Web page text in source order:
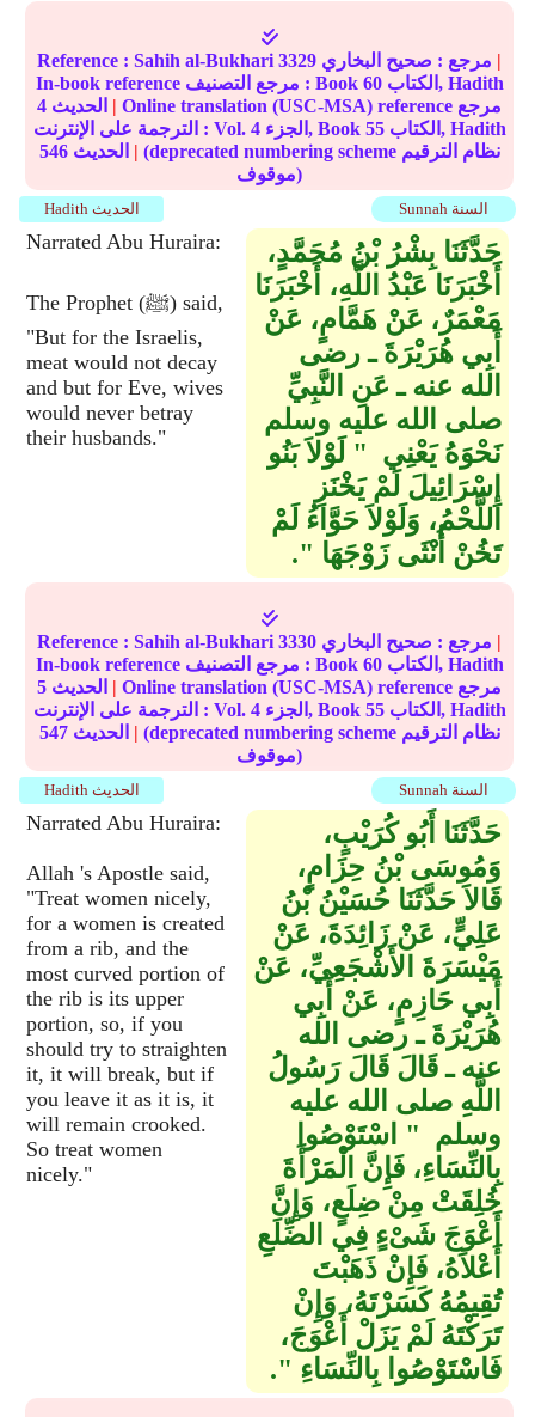
Reference :Sahih al-Bukhari 3329 مرجع : صحيح البخاري
|
In-book reference مرجع التصنيف : Book 60
الكتاب, Hadith
4
| Online translation (USC-MSA) reference مرجع
الترجمة على الإنترنت : Vol. 4 الجزء, Book 55
الكتاب, Hadith
546
| (deprecated numbering scheme نظام الترقيم
موقوف)
Sunnah السنة Hadith الحديث
Narrated Abu Huraira:
The Prophet (ﷺ) said,
"But for the Israelis,
meat would not decay
and but for Eve, wives
would never betray
their husbands."
حَدَّثَنَا بِشْرُ بْنُ مُحَمَّدٍ،
أَخْبَرَنَا عَبْدُ اللَّهِ، أَخْبَرَنَا
مَعْمَرٌ، عَنْ هَمَّامٍ، عَنْ
أَبِي هُرَيْرَةَ ـ رضى
الله عنه ـ عَنِ النَّبِيِّ
صلى الله عليه وسلم
نَحْوَهُ يَعْنِي ‏ "‏ لَوْلاَ بَنُو
إِسْرَائِيلَ لَمْ يَخْنَزِ
اللَّحْمُ، وَلَوْلاَ حَوَّاءُ لَمْ
تَخُنْ أُنْثَى زَوْجَهَا ‏"‏‏.‏
Reference :Sahih al-Bukhari 3330 مرجع : صحيح البخاري
|
In-book reference مرجع التصنيف : Book 60
الكتاب, Hadith
5
| Online translation (USC-MSA) reference مرجع
الترجمة على الإنترنت : Vol. 4 الجزء, Book 55
الكتاب, Hadith
547
| (deprecated numbering scheme نظام الترقيم
موقوف)
Sunnah السنة Hadith الحديث
Narrated Abu Huraira:
Allah 's Apostle said,
"Treat women nicely,
for a women is created
from a rib, and the
most curved portion of
the rib is its upper
portion, so, if you
should try to straighten
it, it will break, but if
you leave it as it is, it
will remain crooked.
So treat women
nicely."
حَدَّثَنَا أَبُو كُرَيْبٍ،
وَمُوسَى بْنُ حِزَامٍ،
قَالاَ حَدَّثَنَا حُسَيْنُ بْنُ
عَلِيٍّ، عَنْ زَائِدَةَ، عَنْ
مَيْسَرَةَ الأَشْجَعِيِّ، عَنْ
أَبِي حَازِمٍ، عَنْ أَبِي
هُرَيْرَةَ ـ رضى الله
عنه ـ قَالَ قَالَ رَسُولُ
اللَّهِ صلى الله عليه
وسلم ‏ "‏ اسْتَوْصُوا
بِالنِّسَاءِ، فَإِنَّ الْمَرْأَةَ
خُلِقَتْ مِنْ ضِلَعٍ، وَإِنَّ
أَعْوَجَ شَىْءٍ فِي الضِّلَعِ
أَعْلاَهُ، فَإِنْ ذَهَبْتَ
تُقِيمُهُ كَسَرْتَهُ، وَإِنْ
تَرَكْتَهُ لَمْ يَزَلْ أَعْوَجَ،
فَاسْتَوْصُوا بِالنِّسَاءِ ‏"‏‏.‏